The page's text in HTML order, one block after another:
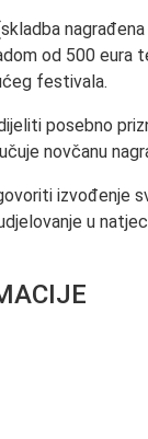
od 500
festivala.
posebno
novčanu
izvođenje
u